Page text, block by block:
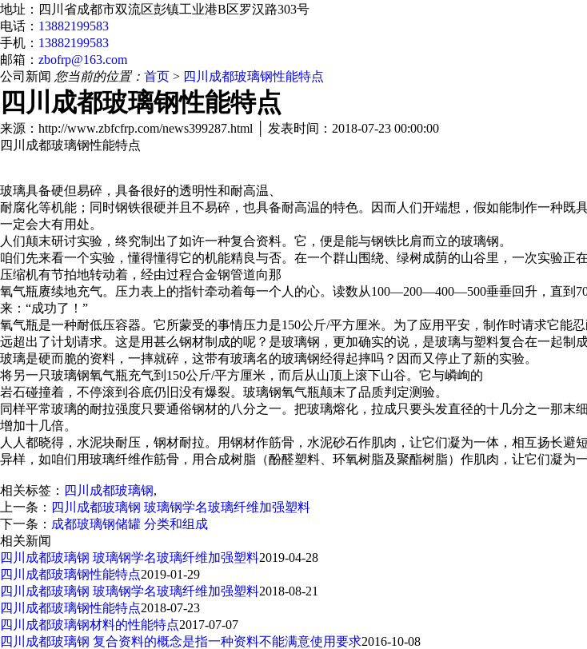
地址：四川省成都市双流区彭镇工业港B区罗汉路303号
电话： 13882199583
手机： 13882199583
邮箱： zbofrp@163.com
公司新闻 您当前的位置： 首页 > 四川成都玻璃钢性能特点
四川成都玻璃钢性能特点
来源：http://www.zbfcfrp.com/news399287.html │ 发表时间：2018-07-23 00:00:00
四川成都玻璃钢性能特点
玻璃具备硬但易碎，具备很好的透明性和耐高温、
耐腐化等机能；同时钢铁很硬并且不易碎，也具备耐高温的特色。因而人们开端想，假如能制作一种
一定会大有用处。
人们颠末研讨实验，终究制出了如许一种复合资料。它，便是能与钢铁比肩而立的玻璃钢。
咱们先来看一个实验，懂得懂得它的机能精良与否。在一个群山围绕、绿树成荫的山谷里，一次实验
压缩机有节拍地转动着，经由过程合金钢管道向那
氧气瓶赓续地充气。压力表上的指针牵动着每一个人的心。读数从100—200—400—500垂垂回升，直到
来：“成功了！”
氧气瓶是一种耐低压容器。它所蒙受的事情压力是150公斤/平方厘米。为了应用平安，制作时请求它能
远超出了计划请求。这是用甚么钢材制成的呢？是玻璃钢，更加确实的说，是玻璃与塑料复合在一起制成
玻璃是硬而脆的资料，一摔就碎，这带有玻璃名的玻璃钢经得起摔吗？因而又停止了新的实验。
将另一只玻璃钢氧气瓶充气到150公斤/平方厘米，而后从山顶上滚下山谷。它与嶙峋的
岩石碰撞着，不停滚到谷底仍旧没有爆裂。玻璃钢氧气瓶颠末了品质判定测验。
同样平常玻璃的耐拉强度只要通俗钢材的八分之一。把玻璃熔化，拉成只要头发直径的十几分之一那
增加十几倍。
人人都晓得，水泥块耐压，钢材耐拉。用钢材作筋骨，水泥砂石作肌肉，让它们凝为一体，相互扬长
异样，如咱们用玻璃纤维作筋骨，用合成树脂（酚醛塑料、环氧树脂及聚酯树脂）作肌肉，让它们凝为
相关标签： 四川成都玻璃钢,
上一条： 四川成都玻璃钢 玻璃钢学名玻璃纤维加强塑料
下一条： 成都玻璃钢储罐 分类和组成
相关新闻
四川成都玻璃钢 玻璃钢学名玻璃纤维加强塑料2019-04-28
四川成都玻璃钢性能特点2019-01-29
四川成都玻璃钢 玻璃钢学名玻璃纤维加强塑料2018-08-21
四川成都玻璃钢性能特点2018-07-23
四川成都玻璃钢材料的性能特点2017-07-07
四川成都玻璃钢 复合资料的概念是指一种资料不能满意使用要求2016-10-08